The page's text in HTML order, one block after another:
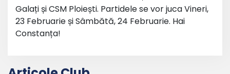
Galați și CSM Ploiești. Partidele se vor juca Vineri,
23 Februarie și Sâmbătă, 24 Februarie. Hai
Constanța!